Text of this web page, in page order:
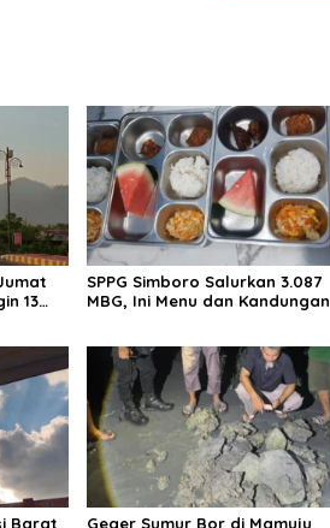
13
SPPG Simboro Salurkan 3.087
MBG, Ini Menu dan Kandungan
Barat Geger Sumur Bor di Mamuju